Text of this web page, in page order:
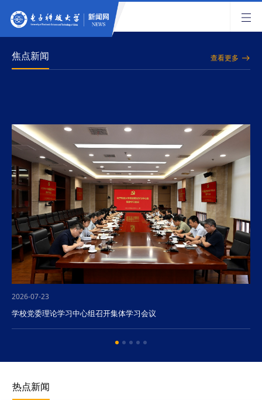
焦点新闻 查看更多
2026-07-23
学校党委理论学习中心组召开集体学习会议
热点新闻